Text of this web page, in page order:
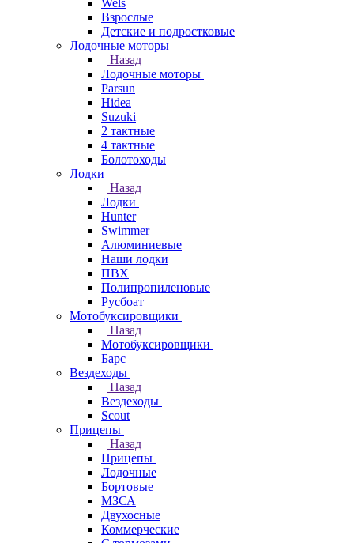
Wels
Взрослые
Детские и подростковые
Лодочные моторы
Назад
Лодочные моторы
Parsun
Hidea
Suzuki
2 тактные
4 тактные
Болотоходы
Лодки
Назад
Лодки
Hunter
Swimmer
Алюминиевые
Наши лодки
ПВХ
Полипропиленовые
Русбоат
Мотобуксировщики
Назад
Мотобуксировщики
Барс
Вездеходы
Назад
Вездеходы
Scout
Прицепы
Назад
Прицепы
Лодочные
Бортовые
МЗСА
Двухосные
Коммерческие